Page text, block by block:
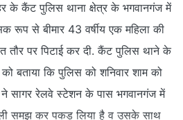
के कैंट पुलिस थाना क्षेत्र के भगवानगंज में
रूप से बीमार 43 वर्षीय एक महिला की
तौर पर पिटाई कर दी. कैंट पुलिस थाने के
को बताया कि पुलिस को शनिवार शाम को
सागर रेलवे स्टेशन के पास भगवानगंज में
समझ कर पकड़ लिया है व उसके साथ